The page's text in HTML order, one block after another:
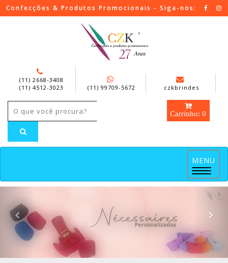
Confecções & Produtos Promocionais - Siga-nos:
(11) 2668-3408
(11) 4512-3023
(11) 99709-5672 czkbrindes
Carrinho: 0
MENU
Menu